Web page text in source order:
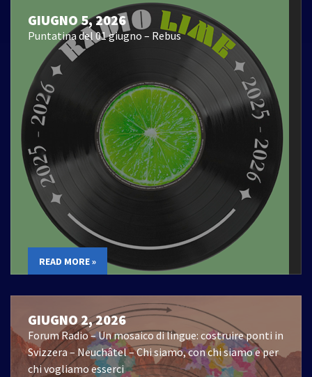
GIUGNO 5, 2026
Puntatina del 01 giugno – Rebus
READ MORE »
GIUGNO 2, 2026
Forum Radio – Un mosaico di lingue: costruire ponti in
Svizzera – Neuchâtel – Chi siamo, con chi siamo e per
chi vogliamo esserci